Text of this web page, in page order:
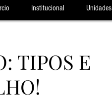
Institucional Unidades
TIPOS E